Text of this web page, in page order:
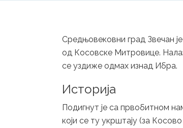
Средњовековни град Звечан
од Косовске Митровице.
се уздиже одмах изнад Ибра.
Историја
Подигнут је са првобитном
који се ту укрштају (за